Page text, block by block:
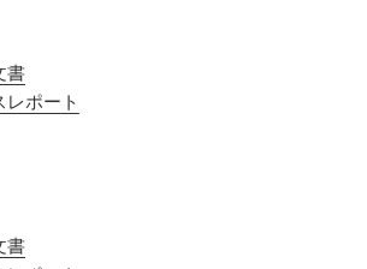
書
レポート
書